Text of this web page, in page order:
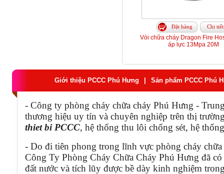
Đặt hàng Chi tiết
Vòi chữa cháy Dragon Fire
áp lực 13Mpa 20M
Giới thiệu PCCC Phú Hưng Sản phẩm PCCC Phú
- Công ty phòng cháy chữa cháy Phú Hưng -
thương hiệu uy tín và chuyên nghiệp trên thị
thiet bi PCCC, hệ thống thu lôi chống sét, hệ
- Do đi tiên phong trong lĩnh vực phòng cháy
Công Ty Phòng Cháy Chữa Cháy Phú Hưng đã
đất nước và tích lũy được bề dày kinh nghiệm